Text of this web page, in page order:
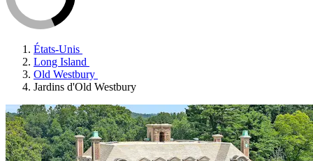
États-Unis
Long Island
Old Westbury
Jardins d'Old Westbury